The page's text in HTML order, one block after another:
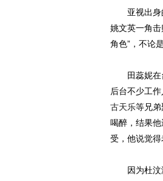
亚视出身的
姚文英一角
角色”，不论
田蕊妮在台
后台不少工
古天乐等兄
喝醉，结果
受，他说觉
因为杜汶泽